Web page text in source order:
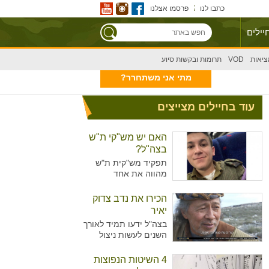
כתבו לנו פרסמו אצלנו
VOD תרומות ובקשות סיוע
מתי אני משתחרר?
עוד בחיילים מצייצים
האם יש מש"קי ת"ש
בצה"ל?
תפקיד מש"קית ת"ש
מהווה את אחד
יותר עם נשים מאשר
גברים בצה"ל. מדובר על
תפקיד המקביל לתפקיד
של עובדת סוציאלית
ויועצת בבתי הספר,
להכשיר גם גברים לאותו
הכירו את נדב צדוק
יאיר
בצה"ל ידעו תמיד לאורך
השנים לעשות ניצול
שלו ידע נרחב בתחומים
4 השיטות הנפוצות